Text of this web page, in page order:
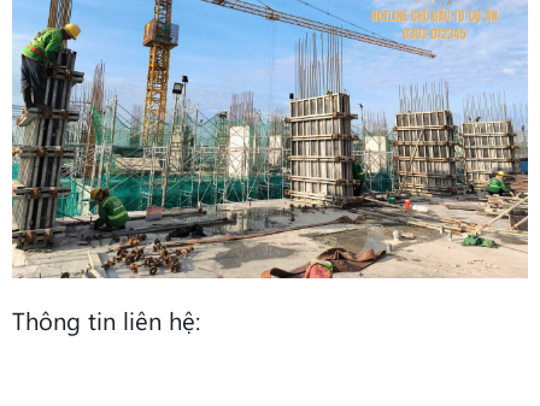
Thông tin liên hệ: